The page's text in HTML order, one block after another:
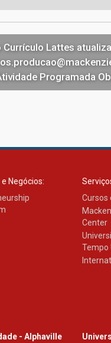
Currículo Lattes
Programada
Negócios:
Cursos
Center
Tempo
- Alphaville